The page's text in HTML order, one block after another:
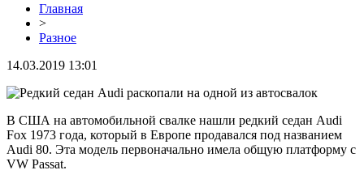
Главная
>
Разное
14.03.2019 13:01
В США на автомобильной свалке нашли редкий седан Audi
Fox 1973 года, который в Европе продавался под названием
Audi 80. Эта модель первоначально имела общую платформу с
VW Passat.